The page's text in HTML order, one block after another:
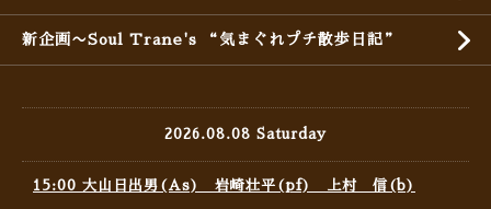
新企画〜Soul Trane's “気まぐれプチ散歩日記”
2026.08.08 Saturday
15:00 大山日出男(As) 岩崎壮平(pf) 上村 信(b)